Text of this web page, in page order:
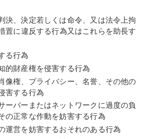
決、決定若しくは命令、又は法令上拘
置に違反する行為又はこれらを助長す
る行為
的財産権を侵害する行為
像権、プライバシー、名誉、その他の
害する行為
ーバーまたはネットワークに過度の負
の正常な作動を妨害する行為
運営を妨害するおそれのある行為